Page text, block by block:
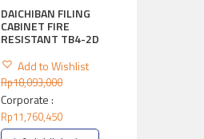
DAICHIBAN FILING
CABINET FIRE
RESISTANT TB4-2D
Add to Wishlist
Rp18,093,000
Corporate :
Rp11,760,450